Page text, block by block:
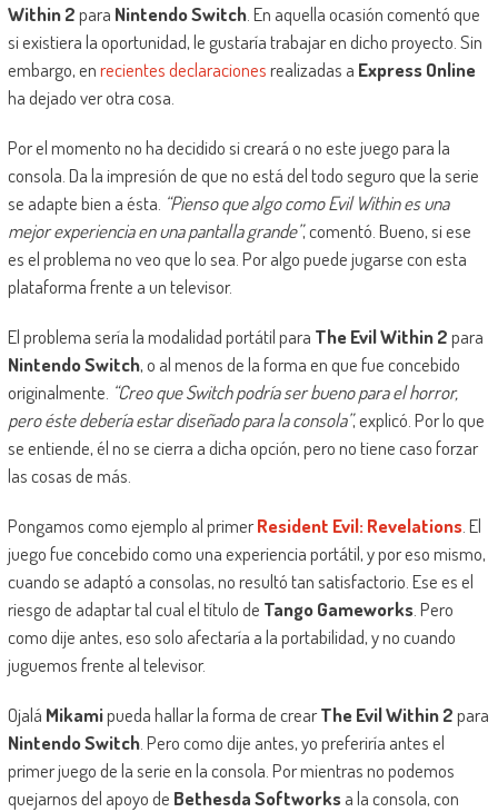
Within 2para Nintendo Switch. En aquella ocasión comentó que
si existiera la oportunidad, le gustaría trabajar en dicho proyecto. Sin
embargo, enrecientes declaracionesrealizadas a Express Online
ha dejado ver otra cosa.
Por el momento no ha decidido si creará o no este juego para la
consola. Da la impresión de que no está del todo seguro que la serie
se adapte bien a ésta. “Pienso que algo como Evil Within es una
mejor experiencia en una pantalla grande”, comentó. Bueno, si ese
es el problema no veo que lo sea. Por algo puede jugarse con esta
plataforma frente a un televisor.
El problema sería la modalidad portátil para The Evil Within 2para
Nintendo Switch, o al menos de la forma en que fue concebido
originalmente. “Creo que Switch podría ser bueno para el horror,
pero éste debería estar diseñado para la consola”, explicó. Por lo que
se entiende, él no se cierra a dicha opción, pero no tiene caso forzar
las cosas de más.
Pongamos como ejemplo al primerResident Evil: Revelations. El
juego fue concebido como una experiencia portátil, y por eso mismo,
cuando se adaptó a consolas, no resultó tan satisfactorio. Ese es el
riesgo de adaptar tal cual el título de Tango Gameworks. Pero
como dije antes, eso solo afectaría a la portabilidad, y no cuando
juguemos frente al televisor.
Ojalá Mikamipueda hallar la forma de crearThe Evil Within 2para
Nintendo Switch. Pero como dije antes, yo preferiría antes el
primer juego de la serie en la consola. Por mientras no podemos
quejarnos del apoyo de Bethesda Softworksa la consola, con